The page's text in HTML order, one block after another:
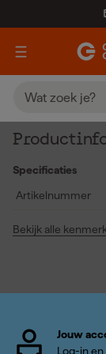
Specificaties
Artikelnummer
Bekijk alle
Jouw
Log-in